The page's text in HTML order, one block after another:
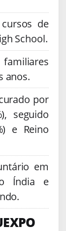
de
School.
anos.
por
seguido
e Reino
em
Índia e